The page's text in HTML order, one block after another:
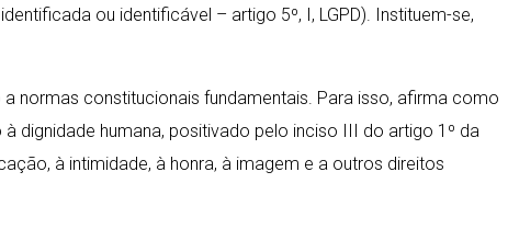
ou identificável – artigo 5º, I, LGPD). Instituem-se,
normas constitucionais fundamentais. Para isso, afirma como
dignidade humana, positivado pelo inciso III do artigo 1º da
à intimidade, à honra, à imagem e a outros direitos